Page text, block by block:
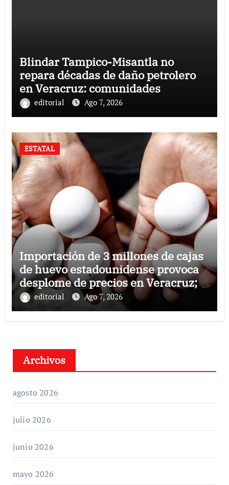
Blindar Tampico-Misantla no
repara décadas de daño petrolero
en Veracruz: comunidades
editorial Ago 7, 2026
ESTATAL
Importación de 3 millones de cajas
de huevo estadounidense provoca
desplome de precios en Veracruz;
llaman a consumir local
editorial Ago 7, 2026
Archivos
agosto 2026
julio 2026
junio 2026
mayo 2026